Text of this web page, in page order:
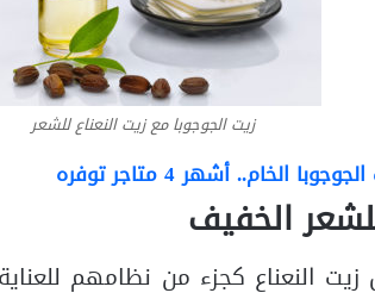
زيت الجوجوبا مع زيت النعناع للشعر
الخام.. أشهر 4 متاجر توفره
الخفيف
النعناع كجزء من نظامهم